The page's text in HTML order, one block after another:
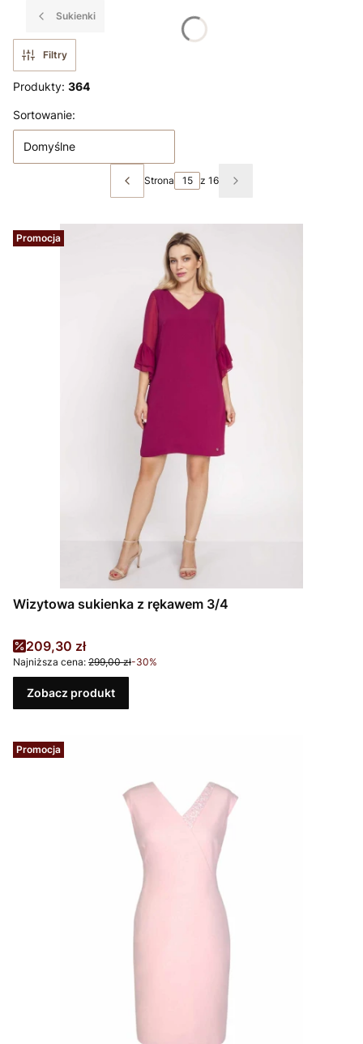
Sukienki
Filtry
Produkty: 364
Lista produktów
Sortowanie:
Domyślne
Poprzednie produkty
Strona z 16 Następne produkty
Promocja
Wizytowa sukienka z rękawem 3/4
Cena promocyjna
209,30 zł
Najniższa cena: 299,00 zł-30%
Zobacz produkt
Promocja